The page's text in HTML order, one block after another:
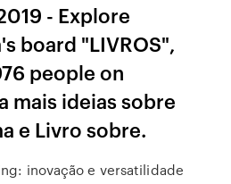
- Explore
board "LIVROS",
people on
mais ideias sobre
e Livro sobre.
inovação e versatilidade